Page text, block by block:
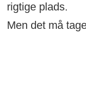
rigtige plads.
Men det må